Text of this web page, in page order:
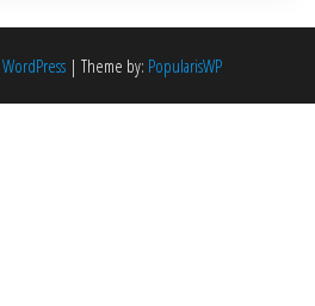
WordPress | Theme by: PopularisWP